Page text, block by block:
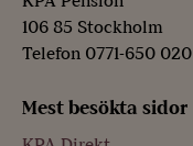
106 85 Stockholm
Telefon 0771-650 020
Mest besökta sidor